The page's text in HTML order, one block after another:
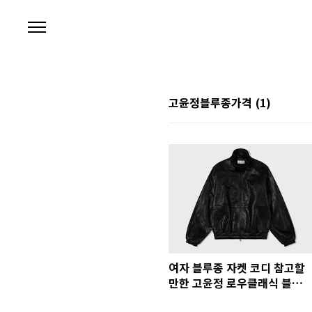
고윤정블루종가격 (1)
여자 블루종 자켓 코디 참고할
만한 고윤정 로우클래식 블루